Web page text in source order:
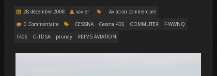
28 décembre 2008 xavier
Aviation commerciale
0 Commentaire
CESSNA Cessna 406 COMMUTER
F-WWNQ
F406
G-TDSA prunay REIMS AVIATION